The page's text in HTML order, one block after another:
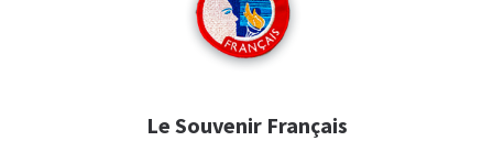
Le Souvenir Français